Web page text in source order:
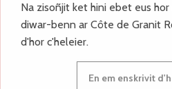
Na zisoñjit ket hini ebet eus hor
diwar-benn ar Côte de Granit
d'hor c'heleier.
En em enskrivit